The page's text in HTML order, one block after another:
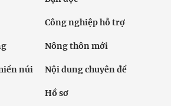
Công nghiệp hỗ trợ
Nông thôn mới
núi Nội dung chuyên đề
Hồ sơ